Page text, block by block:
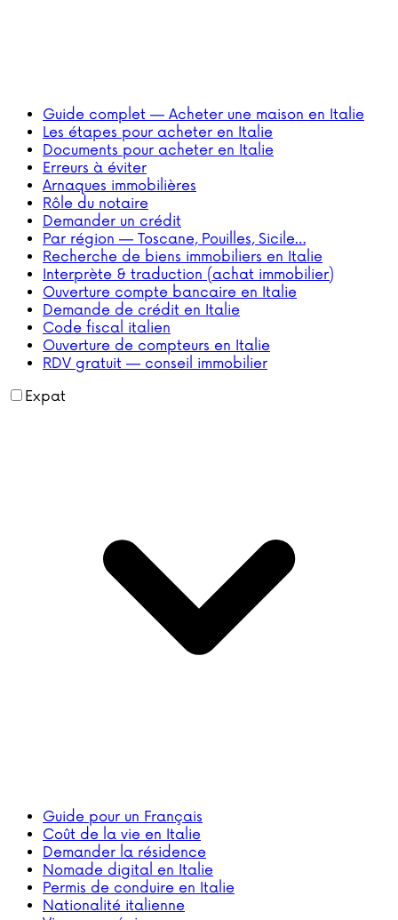
Guide complet — Acheter une maison en Italie
Les étapes pour acheter en Italie
Documents pour acheter en Italie
Erreurs à éviter
Arnaques immobilières
Rôle du notaire
Demander un crédit
Par région — Toscane, Pouilles, Sicile…
Recherche de biens immobiliers en Italie
Interprète & traduction (achat immobilier)
Ouverture compte bancaire en Italie
Demande de crédit en Italie
Code fiscal italien
Ouverture de compteurs en Italie
RDV gratuit — conseil immobilier
Expat
Guide pour un Français
Coût de la vie en Italie
Demander la résidence
Nomade digital en Italie
Permis de conduire en Italie
Nationalité italienne